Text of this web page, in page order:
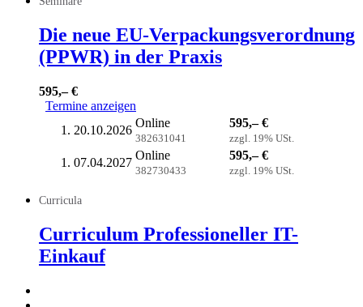
Die neue EU-Verpackungsverordnung
(PPWR) in der Praxis
595,– €
Termine anzeigen
20.10.2026
Online
382631041
595,– €
zzgl. 19% USt.
07.04.2027
Online
382730433
595,– €
zzgl. 19% USt.
Curricula
Curriculum Professioneller IT-
Einkauf